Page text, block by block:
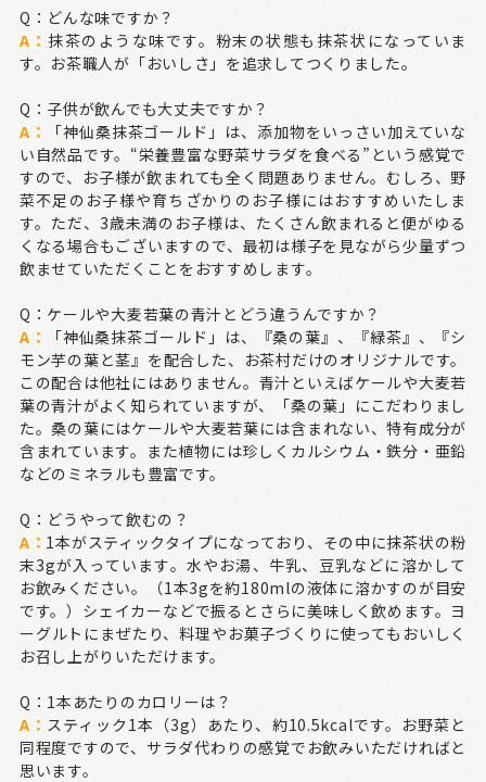
Q：どんな味ですか？
A： 抹茶のような味です。粉末の状態も抹茶状になっていま
す。お茶職人が「おいしさ」を追求してつくりました。
Q：子供が飲んでも大丈夫ですか？
A：
「神仙桑抹茶ゴールド」は、添加物をいっさい加えていな
い自然品です。“栄養豊富な野菜サラダを食べる”という感覚で
すので、お子様が飲まれても全く問題ありません。むしろ、野
菜不足のお子様や育ちざかりのお子様にはおすすめいたしま
す。ただ、3歳未満のお子様は、たくさん飲まれると便がゆる
くなる場合もございますので、最初は様子を見ながら少量ずつ
飲ませていただくことをおすすめします。
Q：ケールや大麦若葉の青汁とどう違うんですか？
A：
「神仙桑抹茶ゴールド」は、『桑の葉』、『緑茶』、『シ
モン芋の葉と茎』を配合した、お茶村だけのオリジナルです。
この配合は他社にはありません。青汁といえばケールや大麦若
葉の青汁がよく知られていますが、「桑の葉」にこだわりまし
た。桑の葉にはケールや大麦若葉には含まれない、特有成分が
含まれています。また植物には珍しくカルシウム・鉄分・亜鉛
などのミネラルも豊富です。
Q：どうやって飲むの？
A： 1本がスティックタイプになっており、その中に抹茶状の粉
末3gが入っています。水やお湯、牛乳、豆乳などに溶かして
お飲みください。（1本3gを約180mlの液体に溶かすのが目安
です。）シェイカーなどで振るとさらに美味しく飲めます。ヨ
ーグルトにまぜたり、料理やお菓子づくりに使ってもおいしく
お召し上がりいただけます。
Q：1本あたりのカロリーは？
A： スティック1本（3g）あたり、約10.5kcalです。お野菜と
同程度ですので、サラダ代わりの感覚でお飲みいただければと
思います。